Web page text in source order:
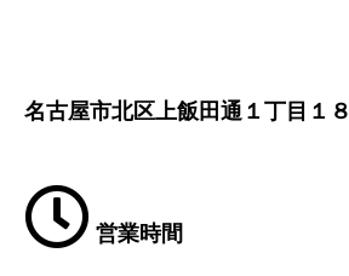
名古屋市北区上飯田通１丁目１８
営業時間